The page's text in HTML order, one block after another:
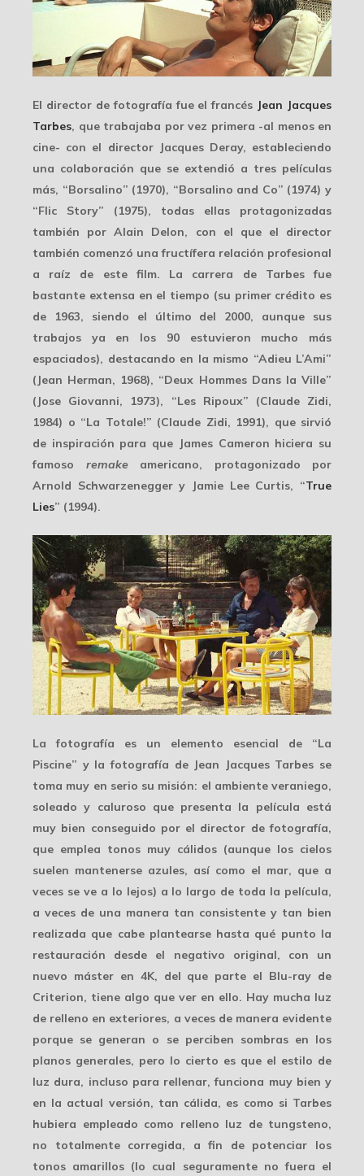
El director de fotografía fue el francés Jean Jacques
Tarbes, que trabajaba por vez primera -al menos en
cine- con el director Jacques Deray, estableciendo
una colaboración que se extendió a tres películas
más, “Borsalino” (1970), “Borsalino and Co” (1974) y
“Flic Story” (1975), todas ellas protagonizadas
también porAlain Delon, con el que el director
también comenzó una fructífera relación profesional
a raíz de este film. La carrera de Tarbes fue
bastante extensa en el tiempo (su primer crédito es
de 1963, siendo el último del 2000, aunque sus
trabajos ya en los 90 estuvieron mucho más
espaciados), destacando en la mismo “Adieu L’Ami”
(Jean Herman, 1968), “Deux Hommes Dans la Ville”
(Jose Giovanni, 1973), “Les Ripoux” (Claude Zidi,
1984) o “La Totale!” (Claude Zidi, 1991), que sirvió
de inspiración para que James Cameron hiciera su
famoso remakeamericano, protagonizado por
Arnold Schwarzenegger y Jamie Lee Curtis, “True
Lies” (1994).
La fotografía es un elemento esencial de “La
Piscine” y la fotografía de Jean Jacques Tarbes se
toma muy en serio su misión: el ambiente veraniego,
soleado y caluroso que presenta la película está
muy bien conseguido por el director de fotografía,
que emplea tonos muy cálidos (aunque los cielos
suelen mantenerse azules, así como el mar, que a
veces se ve a lo lejos) a lo largo de toda la película,
a veces de una manera tan consistente y tan bien
realizada que cabe plantearse hasta qué punto la
restauración desde el negativo original, con un
nuevo máster en 4K, del que parte el Blu-ray de
Criterion, tiene algo que ver en ello. Hay mucha luz
de relleno en exteriores, a veces de manera evidente
porque se generan o se perciben sombras en los
planos generales, pero lo cierto es que el estilo de
luz dura, incluso para rellenar, funciona muy bien y
en la actual versión, tan cálida, es como si Tarbes
hubiera empleado como relleno luz de tungsteno,
no totalmente corregida, a fin de potenciar los
tonos amarillos (lo cual seguramente no fuera el